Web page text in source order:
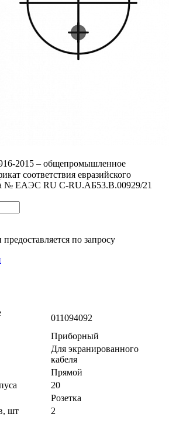
2015 – общепромышленное
соответствия евразийского
№ ЕАЭС RU C-RU.АБ53.В.00929/21
по запросу
011094092
Приборный
Для экранированного
кабеля
Прямой
20
Розетка
шт
2